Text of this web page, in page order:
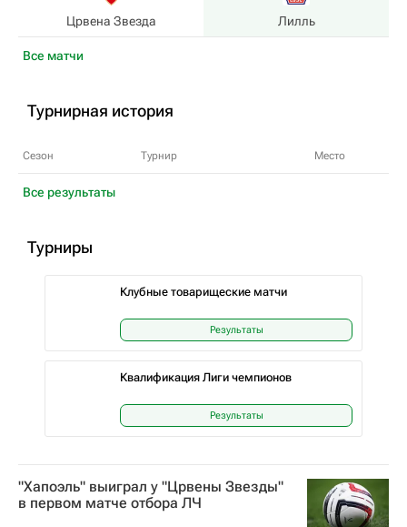
Все матчи
Црвена Звезда Лилль
Турнирная история
Сезон Турнир Место
Все результаты
Турниры
Клубные товарищеские матчи
Результаты
Квалификация Лиги чемпионов
Результаты
"Хапоэль" выиграл у "Црвены Звезды"
в первом матче отбора ЛЧ